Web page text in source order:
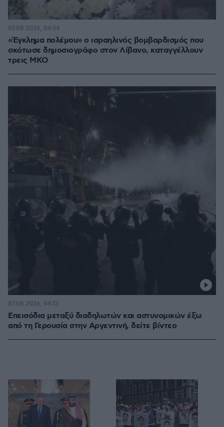
«Έγκλημα πολέμου» ο ισραηλινός βομβαρδισμός που
σκότωσε δημοσιογράφο στον Λίβανο, καταγγέλλουν
τρεις ΜΚΟ
07.08.2026, 04:54
Επεισόδια μεταξύ διαδηλωτών και αστυνομικών έξω
από τη Γερουσία στην Αργεντινή, δείτε βίντεο
07.08.2026, 04:13